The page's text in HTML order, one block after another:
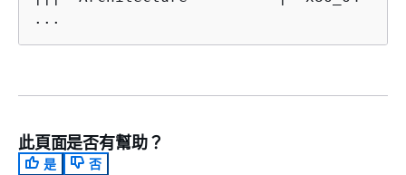
...
此頁面是否有幫助？
是
否